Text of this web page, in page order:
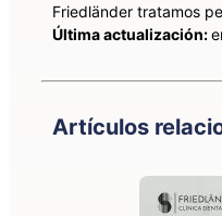
Friedländer tratamos
Última actualización:
Artículos